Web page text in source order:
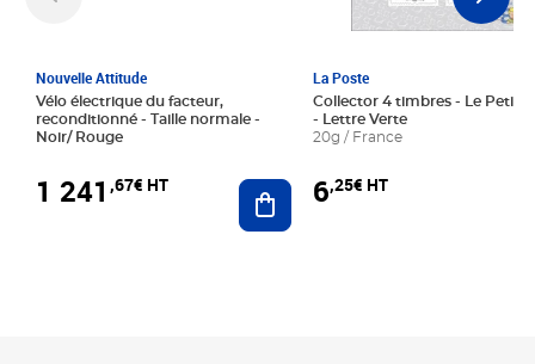
Nouvelle Attitude
Vélo électrique du facteur,
reconditionné - Taille normale -
Noir/ Rouge
1 241 ,67€ HT Ajouter au panier
La Poste
Collector 4 timbres - Le Petit
- Lettre Verte
20g / France
6,25€ HT